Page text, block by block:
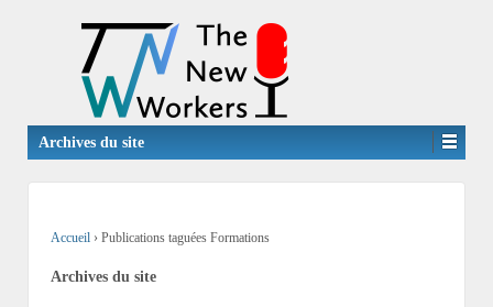
Archives du site
Accueil › Publications taguées Formations
Archives du site